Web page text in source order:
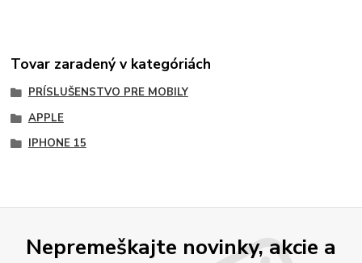
Tovar zaradený v kategóriách
PRÍSLUŠENSTVO PRE MOBILY
APPLE
IPHONE 15
Nepremeškajte novinky, akcie a